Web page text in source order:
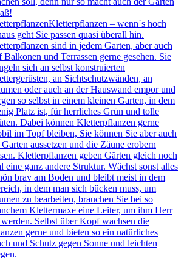
Kletterpflanzen – wenn´s hoch
geht Sie passen quasi überall hin.
sind in jedem Garten, aber auch
Balkonen und Terrassen gerne gesehen. Sie
sich an selbst konstruierten
an Sichtschutzwänden, an
oder auch an der Hauswand empor und
so selbst in einem kleinen Garten, in dem
Platz ist, für herrliches Grün und tolle
Dabei können Kletterpflanzen gerne
im Topf bleiben, Sie können Sie aber auch
aussetzen und die Zäune erobern
Kletterpflanzen geben Gärten gleich noch
eine ganz andere Struktur. Wächst sonst alles
brav am Boden und bleibt meist in dem
in dem man sich bücken muss, um
zu bearbeiten, brauchen Sie bei so
Klettermaxe eine Leiter, um ihm Herr
Selbst über Kopf wachsen die
gerne und bieten so ein natürliches
und Schutz gegen Sonne und leichten